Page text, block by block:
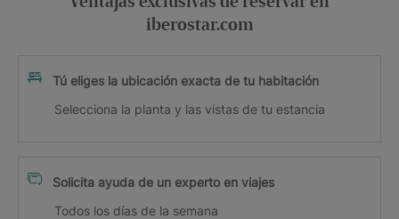
iberostar.com
Tú eliges la ubicación exacta de tu habitación
Selecciona la planta y las vistas de tu estancia
Solicita ayuda de un experto en viajes
Todos los días de la semana